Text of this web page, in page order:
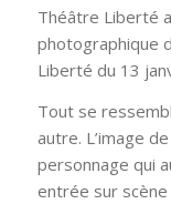
Théâtre Liberté
photographique
Liberté du 13
Tout se
autre. L’image
personnage qui
entrée sur